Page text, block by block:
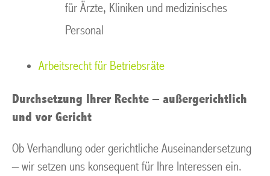
für Ärzte, Kliniken und medizinisches
Personal
Arbeitsrecht für Betriebsräte
Durchsetzung Ihrer Rechte – außergerichtlich
und vor Gericht
Ob Verhandlung oder gerichtliche Auseinandersetzung
– wir setzen uns konsequent für Ihre Interessen ein.